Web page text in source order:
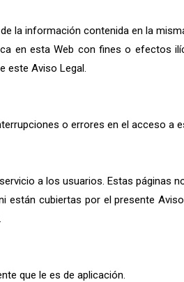
la información contenida en la
en esta Web con fines o efectos
este Aviso Legal.
o errores en el acceso
a los usuarios. Estas páginas
cubiertas por el presente
que le es de aplicación.